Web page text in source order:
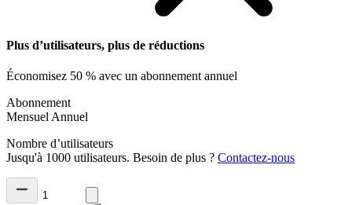
Plus d’utilisateurs, plus de réductions
Économisez 50 % avec un abonnement annuel
Abonnement
Mensuel Annuel
Nombre d’utilisateurs
Jusqu'à 1000 utilisateurs. Besoin de plus ? Contactez-nous